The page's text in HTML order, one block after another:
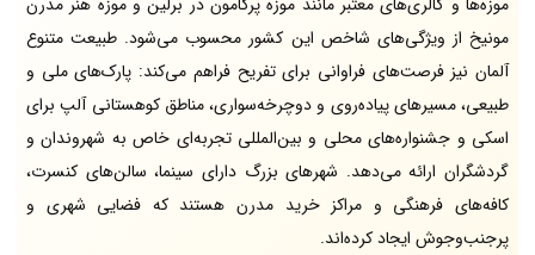
مونیخ از ویژگی‌های شاخص این کشور محسوب می‌شود. طبیعت متنوع
آلمان نیز فرصت‌های فراوانی برای تفریح فراهم می‌کند: پارک‌های ملی و
طبیعی، مسیرهای پیاده‌روی و دوچرخه‌سواری، مناطق کوهستانی آلپ برای
اسکی و جشنواره‌های محلی و بین‌المللی تجربه‌ای خاص به شهروندان و
گردشگران ارائه می‌دهد. شهرهای بزرگ دارای سینما، سالن‌های کنسرت،
کافه‌های فرهنگی و مراکز خرید مدرن هستند که فضایی شهری و
پرجنب‌وجوش ایجاد کرده‌اند.